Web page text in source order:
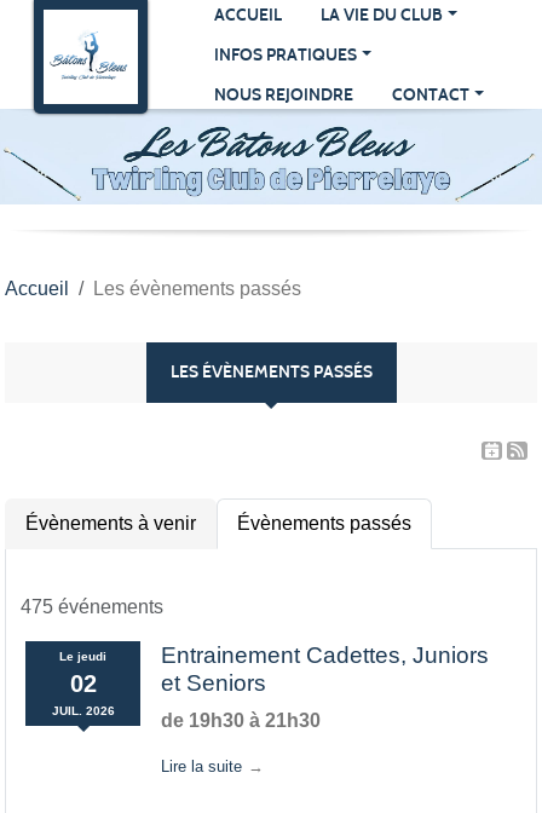
ACCUEIL
LA VIE DU CLUB
INFOS PRATIQUES
NOUS REJOINDRE
CONTACT
Accueil Les évènements passés
LES ÉVÈNEMENTS PASSÉS
Évènements à venir Évènements passés
475 événements
Lejeudi
02
JUIL. 2026
Entrainement Cadettes, Juniors
et Seniors
de 19h30 à 21h30
Lire la suite
Panneau de gestion des cookies